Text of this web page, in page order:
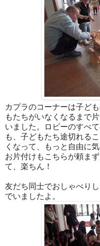
カプラのコーナーは子ど
もたちがいなくなるまで
いました。ロビーのすべ
も、子どもたち途切れる
くなって、もっと自由に
お片付けもこちらが頼ま
て、楽ちん！
友だち同士でおしゃべり
でいましたよ。